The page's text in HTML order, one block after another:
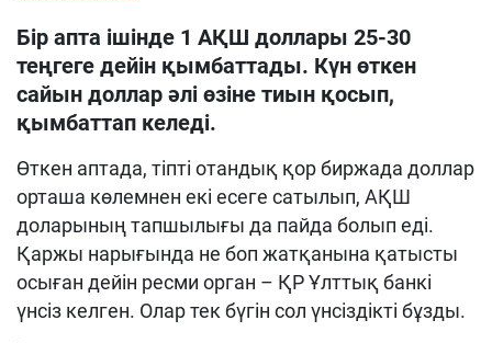
Бір апта ішінде 1 АҚШ доллары 25-30
теңгеге дейін қымбаттады. Күн өткен
сайын доллар әлі өзіне тиын қосып,
қымбаттап келеді.
Өткен аптада, тіпті отандық қор биржада доллар
орташа көлемнен екі есеге сатылып, АҚШ
доларының тапшылығы да пайда болып еді.
Қаржы нарығында не боп жатқанына қатысты
осыған дейін ресми орган – ҚР Ұлттық банкі
үнсіз келген. Олар тек бүгін сол үнсіздікті бұзды.